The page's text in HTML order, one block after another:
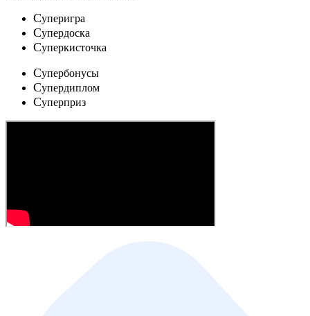
Cуперигра
Cупердоска
Cуперкисточка
Cупербонусы
Cупердиплом
Cуперприз